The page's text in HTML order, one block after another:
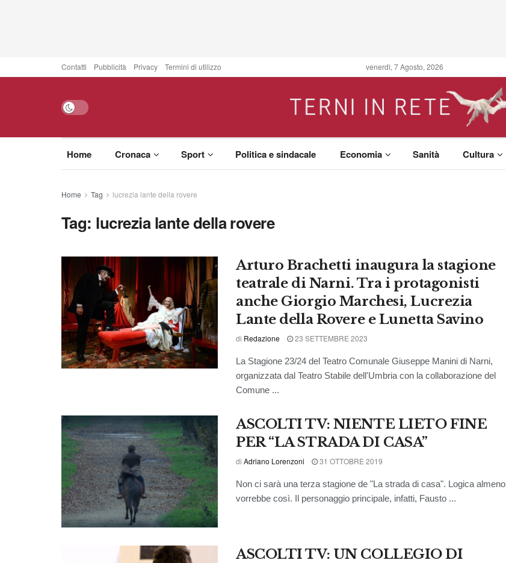
Contatti Pubblicità Privacy Termini di utilizzo venerdì, 7 Agosto, 2026
Home Cronaca Sport Politica e sindacale Economia Sanità Cultura
Home Tag lucrezia lante della rovere
Tag: lucrezia lante della rovere
Arturo Brachetti inaugura la stagione
teatrale di Narni. Tra i protagonisti
anche Giorgio Marchesi, Lucrezia
Lante della Rovere e Lunetta Savino
di Redazione 23 SETTEMBRE 2023
La Stagione 23/24 del Teatro Comunale Giuseppe Manini di Narni,
organizzata dal Teatro Stabile dell'Umbria con la collaborazione del
Comune ...
ASCOLTI TV: NIENTE LIETO FINE
PER “LA STRADA DI CASA”
di Adriano Lorenzoni 31 OTTOBRE 2019
Non ci sarà una terza stagione de "La strada di casa". Logica almeno
vorrebbe così. Il personaggio principale, infatti, Fausto ...
ASCOLTI TV: UN COLLEGIO DI